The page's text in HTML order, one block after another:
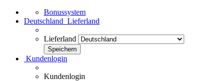
Bonussystem
Deutschland Lieferland
Lieferland
Kundenlogin
Kundenlogin